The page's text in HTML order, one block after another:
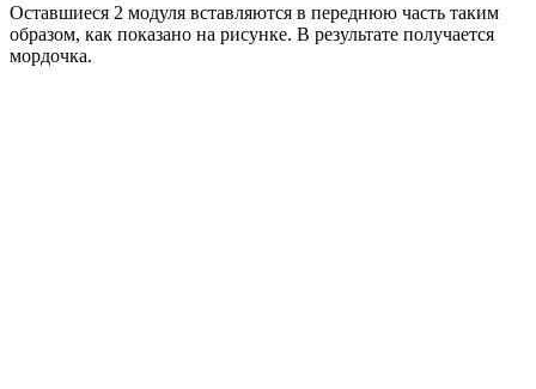
Оставшиеся 2 модуля вставляются в переднюю часть таким
образом, как показано на рисунке. В результате получается
мордочка.